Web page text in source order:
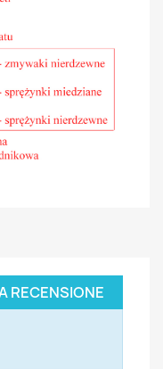
RECENSIONE